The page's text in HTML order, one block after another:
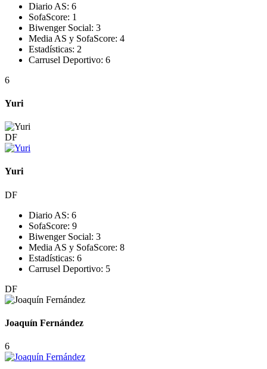
Diario AS: 6
SofaScore: 1
Biwenger Social: 3
Media AS y SofaScore: 4
Estadísticas: 2
Carrusel Deportivo: 6
6
Yuri
DF
Yuri
DF
Diario AS: 6
SofaScore: 9
Biwenger Social: 3
Media AS y SofaScore: 8
Estadísticas: 6
Carrusel Deportivo: 5
DF
Joaquín Fernández
6